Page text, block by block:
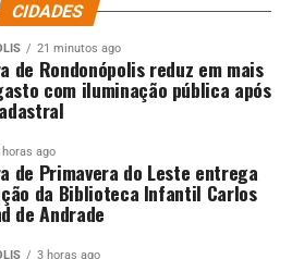
e Vulneráveis na Polícia Civil
Juda Marcondes, da Delegacia
da Mulher de Cuiabá, de
Cuiabá e do secretário-adjunto
Amarildo Batista, além de
e entidades da sociedade
CIDADES
21 minutos ago
de Rondonópolis reduz em mais
com iluminação pública após
horas ago
de Primavera do Leste entrega
da Biblioteca Infantil Carlos
de Andrade
3 horas ago